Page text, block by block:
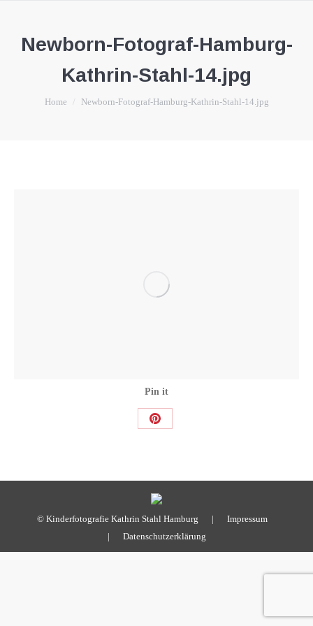
Newborn-Fotograf-Hamburg-
Kathrin-Stahl-14.jpg
You are here:
Home Newborn-Fotograf-Hamburg-Kathrin-Stahl-14.jpg
Pin it
Share
© Kinderfotografie Kathrin Stahl Hamburg | Impressum
| Datenschutzerklärung